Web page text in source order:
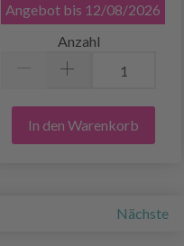
Angebot bis 12/08/2026
Anzahl
In den Warenkorb
Nächste